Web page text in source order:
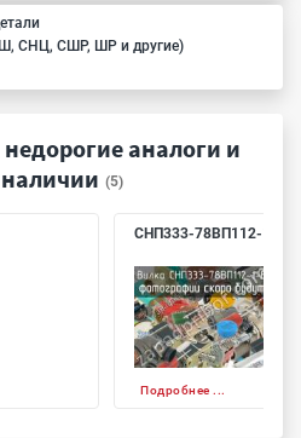
СНЦ, СШР, ШР и другие)
аналоги и
(5)
СНП333-78ВП112-1-В
Подробнее ...